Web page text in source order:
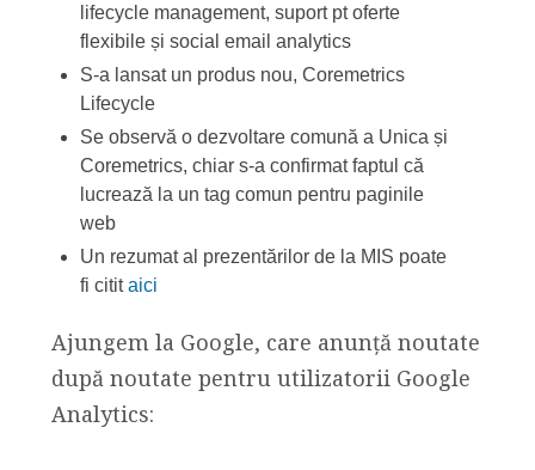
lifecycle management, suport pt oferte
flexibile și social email analytics
S-a lansat un produs nou, Coremetrics
Lifecycle
Se observă o dezvoltare comună a Unica și
Coremetrics, chiar s-a confirmat faptul că
lucrează la un tag comun pentru paginile
web
Un rezumat al prezentărilor de la MIS poate
fi cititaici
Ajungem la Google, care anunță noutate
după noutate pentru utilizatorii Google
Analytics: